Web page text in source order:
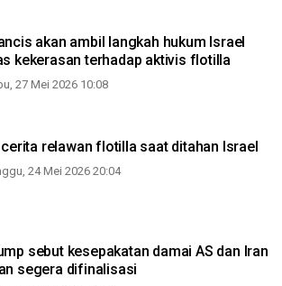
akan ambil langkah hukum Israel
kekerasan terhadap aktivis flotilla
27 Mei 2026 10:08
cerita relawan flotilla saat ditahan Israel
24 Mei 2026 20:04
sebut kesepakatan damai AS dan Iran
segera difinalisasi